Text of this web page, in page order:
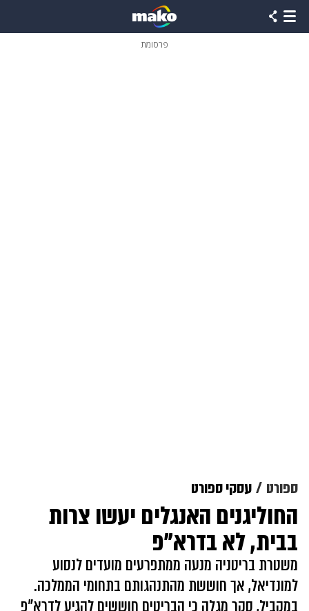
פרסומת
ספורט עסקי ספורט
החוליגנים האנגלים יעשו צרות
בבית, לא בדרא"פ
משטרת בריטניה מנעה ממתפרעים מועדים לנסוע
למונדיאל, אך חוששת מהתנהגותם בתחומי הממלכה.